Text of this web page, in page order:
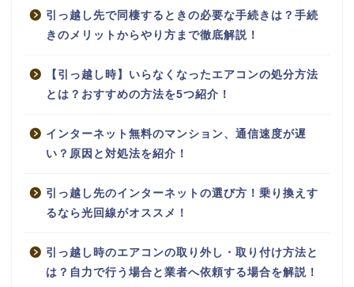
引っ越し先で同棲するときの必要な手続きは？手続
きのメリットからやり方まで徹底解説！
【引っ越し時】いらなくなったエアコンの処分方法
とは？おすすめの方法を5つ紹介！
インターネット無料のマンション、通信速度が遅
い？原因と対処法を紹介！
引っ越し先のインターネットの選び方！乗り換えす
るなら光回線がオススメ！
引っ越し時のエアコンの取り外し・取り付け方法と
は？自力で行う場合と業者へ依頼する場合を解説！